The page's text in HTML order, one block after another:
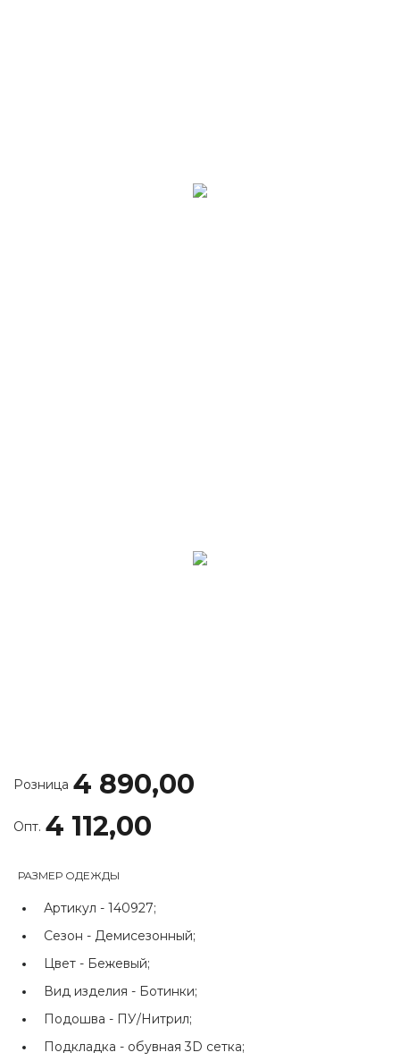
Розница 4 890,00
Опт. 4 112,00
РАЗМЕР ОДЕЖДЫ
Артикул - 140927;
Сезон - Демисезонный;
Цвет - Бежевый;
Вид изделия - Ботинки;
Подошва - ПУ/Нитрил;
Подкладка - обувная 3D сетка;